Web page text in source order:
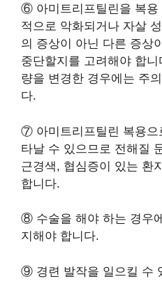
⑥ 아미트리프틸린을 복용
적으로 악화되거나 자살
의 증상이 아닌 다른 증상
중단할지를 고려해야 합
량을 변경한 경우에는 주
다.
⑦ 아미트리프틸린 복용으
타날 수 있으므로 전해질
근경색, 협심증이 있는 환
합니다.
⑧ 수술을 해야 하는 경우
지해야 합니다.
⑨ 경련 발작을 일으킬 수